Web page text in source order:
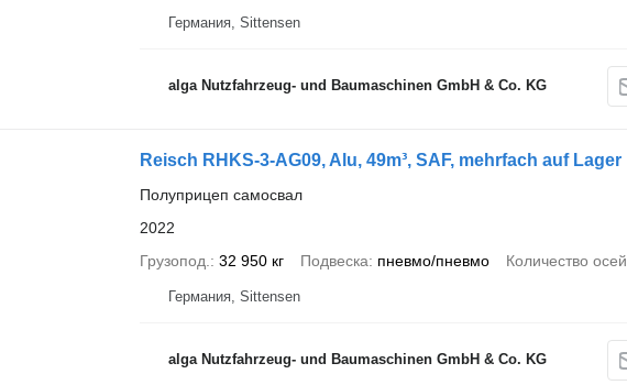
Германия, Sittensen
alga Nutzfahrzeug- und Baumaschinen GmbH & Co. KG
Reisch RHKS-3-AG09, Alu, 49m³, SAF, mehrfach auf Lager
Полуприцеп самосвал
2022
Грузопод.
32 950 кг Подвеска пневмо/пневмо Количество осей
Германия, Sittensen
alga Nutzfahrzeug- und Baumaschinen GmbH & Co. KG